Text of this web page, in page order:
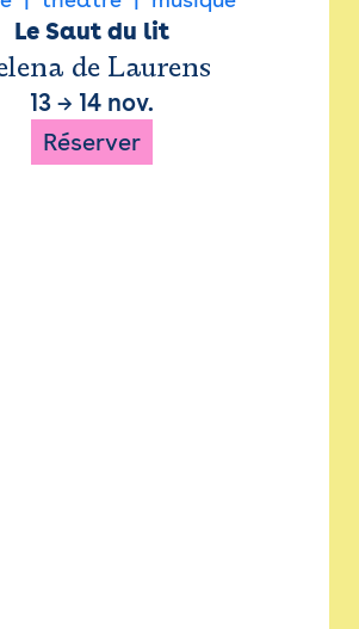
Le Saut du lit
de Laurens
13 → 14 nov.
Réserver